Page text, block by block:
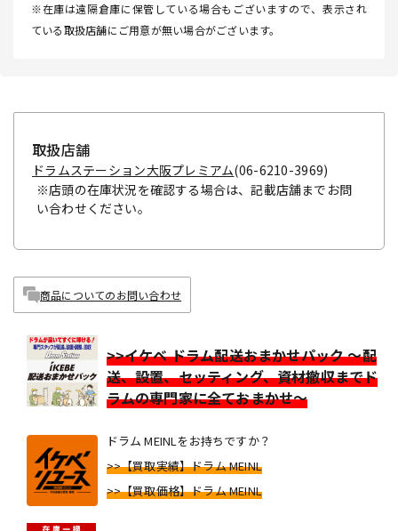
※在庫は遠隔倉庫に保管している場合もございますので、表示され
ている取扱店舗にご用意が無い場合がございます。
取扱店舗
ドラムステーション大阪プレミアム(06-6210-3969)
※店頭の在庫状況を確認する場合は、記載店舗までお問
い合わせください。
商品についてのお問い合わせ
>>イケベ ドラム配送おまかせパック ～配
送、設置、セッティング、資材撤収までド
ラムの専門家に全ておまかせ～
ドラム MEINLをお持ちですか？
>>【買取実績】ドラム MEINL
>>【買取価格】ドラム MEINL